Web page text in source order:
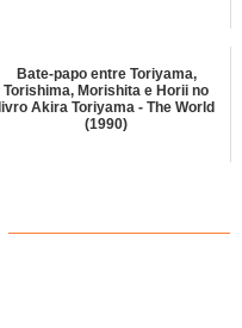
Bate-papo entre Toriyama,
Torishima, Morishita e Horii no
livro Akira Toriyama - The World
(1990)